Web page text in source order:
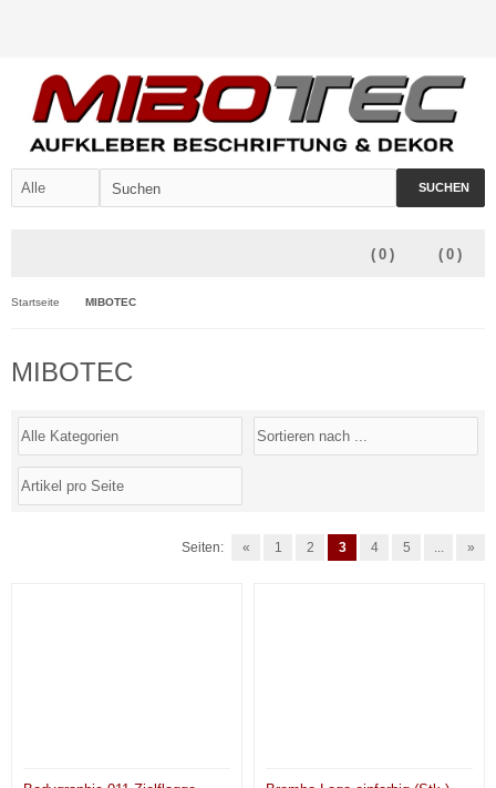
SUCHEN
( 0 )
( 0 )
Startseite MIBOTEC
MIBOTEC
Seiten: « 1 2 3 4 5 ... »